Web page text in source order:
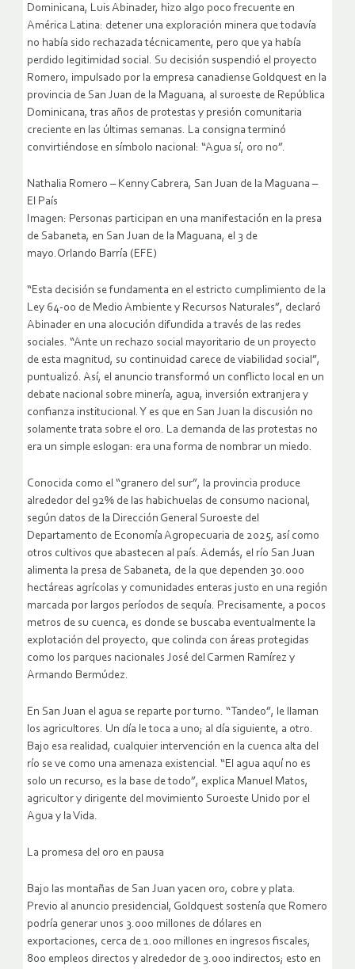
Dominicana, Luis Abinader, hizo algo poco frecuente en
América Latina: detener una exploración minera que todavía
no había sido rechazada técnicamente, pero que ya había
perdido legitimidad social. Su decisión suspendió el proyecto
Romero, impulsado por la empresa canadiense Goldquest en la
provincia de San Juan de la Maguana, al suroeste de República
Dominicana, tras años de protestas y presión comunitaria
creciente en las últimas semanas. La consigna terminó
convirtiéndose en símbolo nacional: “Agua sí, oro no”.
Nathalia Romero – Kenny Cabrera, San Juan de la Maguana –
El País
Imagen: Personas participan en una manifestación en la presa
de Sabaneta, en San Juan de la Maguana, el 3 de
mayo.Orlando Barría (EFE)
“Esta decisión se fundamenta en el estricto cumplimiento de la
Ley 64-00 de Medio Ambiente y Recursos Naturales”, declaró
Abinader en una alocución difundida a través de las redes
sociales. “Ante un rechazo social mayoritario de un proyecto
de esta magnitud, su continuidad carece de viabilidad social”,
puntualizó. Así, el anuncio transformó un conflicto local en un
debate nacional sobre minería, agua, inversión extranjera y
confianza institucional. Y es que en San Juan la discusión no
solamente trata sobre el oro. La demanda de las protestas no
era un simple eslogan: era una forma de nombrar un miedo.
Conocida como el “granero del sur”, la provincia produce
alrededor del 92% de las habichuelas de consumo nacional,
según datos de la Dirección General Suroeste del
Departamento de Economía Agropecuaria de 2025, así como
otros cultivos que abastecen al país. Además, el río San Juan
alimenta la presa de Sabaneta, de la que dependen 30.000
hectáreas agrícolas y comunidades enteras justo en una región
marcada por largos períodos de sequía. Precisamente, a pocos
metros de su cuenca, es donde se buscaba eventualmente la
explotación del proyecto, que colinda con áreas protegidas
como los parques nacionales José del Carmen Ramírez y
Armando Bermúdez.
En San Juan el agua se reparte por turno. “Tandeo”, le llaman
los agricultores. Un día le toca a uno; al día siguiente, a otro.
Bajo esa realidad, cualquier intervención en la cuenca alta del
río se ve como una amenaza existencial. “El agua aquí no es
solo un recurso, es la base de todo”, explica Manuel Matos,
agricultor y dirigente del movimiento Suroeste Unido por el
Agua y la Vida.
La promesa del oro en pausa
Bajo las montañas de San Juan yacen oro, cobre y plata.
Previo al anuncio presidencial, Goldquest sostenía que Romero
podría generar unos 3.000 millones de dólares en
exportaciones, cerca de 1.000 millones en ingresos fiscales,
800 empleos directos y alrededor de 3.000 indirectos; esto en